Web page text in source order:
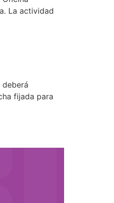
La actividad
fijada para